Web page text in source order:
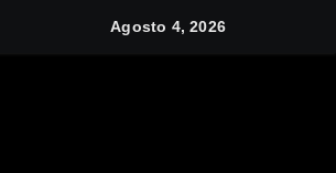
Agosto 4, 2026